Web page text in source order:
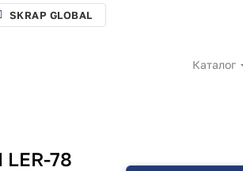
SKRAP GLOBAL
Каталог
78